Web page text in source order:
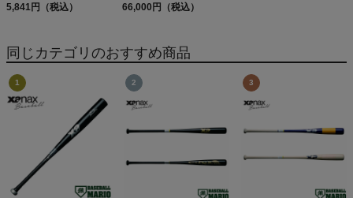
サイズ 天然皮革 ゴート
ーブ 学生 草野球
5,841円（税込）
ナル 硬式用グラブ 内野
グローブ 限定 別注 高校
ボールマリオ JUNKEI-
GLOVE 28.7cm
66,000円（税込）
同じカテゴリのおすすめ商品